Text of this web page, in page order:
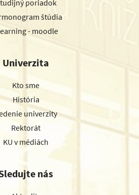
poriadok
štúdia
- moodle
Univerzita
Kto sme
História
univerzity
Rektorát
KU v médiách
nás